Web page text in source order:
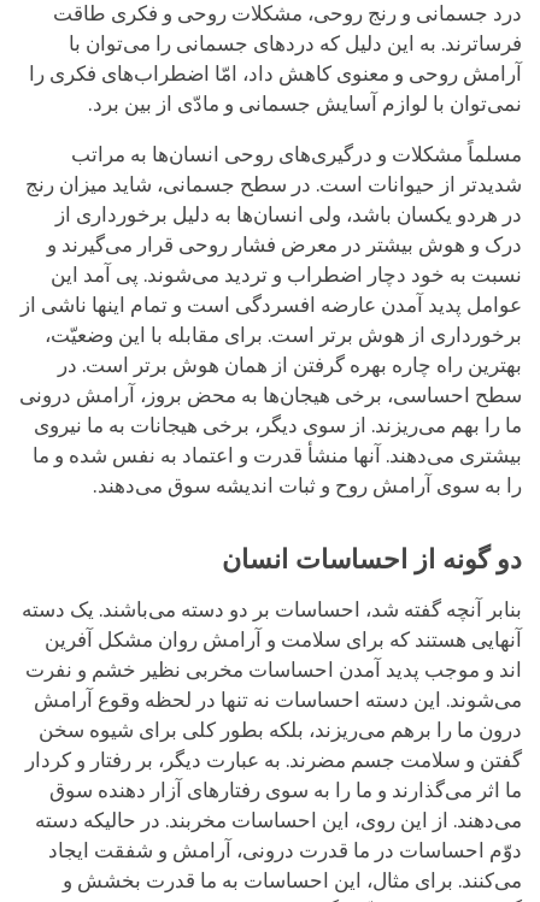
درد جسمانی و رنج روحی، مشکلات روحی و فکری طاقت
فرساترند. به این دلیل که دردهای جسمانی را می‌توان با
آرامش روحی و معنوی کاهش داد، امّا اضطراب‌های فکری را
نمی‌توان با لوازم آسایش جسمانی و مادّی از بین برد.
مسلماً مشکلات و درگیری‌های روحی انسان‌ها به مراتب
شدیدتر از حیوانات است. در سطح جسمانی، شاید میزان رنج
در هردو یکسان باشد، ولی انسان‌ها به دلیل برخورداری از
درک و هوش بیشتر در معرض فشار روحی قرار می‌گیرند و
نسبت به خود دچار اضطراب و تردید می‌شوند. پی آمد این
عوامل پدید آمدن عارضه افسردگی است و تمام اینها ناشی از
برخورداری از هوش برتر است. برای مقابله با این وضعیّت،
بهترین راه چاره بهره گرفتن از همان هوش برتر است. در
سطح احساسی، برخی هیجان‌ها به محض بروز، آرامش درونی
ما را بهم می‌ریزند. از سوی دیگر، برخی هیجانات به ما نیروی
بیشتری می‌دهند. آنها منشأ قدرت و اعتماد به نفس شده و ما
را به سوی آرامش روح و ثبات اندیشه سوق می‌دهند.
دو گونه از احساسات انسان
بنابر آنچه گفته شد، احساسات بر دو دسته می‌باشند. یک دسته
آنهایی هستند که برای سلامت و آرامش روان مشکل آفرین
اند و موجب پدید آمدن احساسات مخربی نظیر خشم و نفرت
می‌شوند. این دسته احساسات نه تنها در لحظه وقوع آرامش
درون ما را برهم می‌ریزند، بلکه بطور کلی برای شیوه سخن
گفتن و سلامت جسم مضرند. به عبارت دیگر، بر رفتار و کردار
ما اثر می‌گذارند و ما را به سوی رفتارهای آزار دهنده سوق
می‌دهند. از این روی، این احساسات مخربند. در حالیکه دسته
دوّم احساسات در ما قدرت درونی، آرامش و شفقت ایجاد
می‌کنند. برای مثال، این احساسات به ما قدرت بخشش و